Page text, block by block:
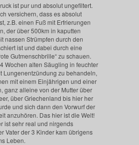
ist pur und absolut ungefiltert.
versichern, dass es absolut
z.B. einen Fuß mit Erfrierungen
der über 500km in kaputten
nassen Strümpfen durch den
ist und dabei durch eine
Gutmenschbrille“ zu schauen.
Wochen alten Säugling in feuchter
Lungenentzündung zu behandeln,
mit einem Einjährigen und einer
ganz alleine von der Mutter über
über Griechenland bis hier her
und sich dann den Vorwurf der
anzuhören. Das hier ist die Welt!
ist sehr real und nirgends
Vater der 3 Kinder kam übrigens
Leben.